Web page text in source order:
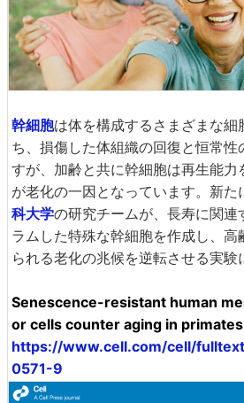
幹細胞は体を構成するさまざまな細
ち、損傷した体組織の回復と恒常性
すが、加齢と共に幹細胞は再生能力
が老化の一因となっています。新た
科大学の研究チームが、長寿に関連
ラムした特殊な幹細胞を作成し、高
られる老化の兆候を逆転させる実験
Senescence-resistant human
or cells counter aging in
https://www.cell.com/cell/
0571-9